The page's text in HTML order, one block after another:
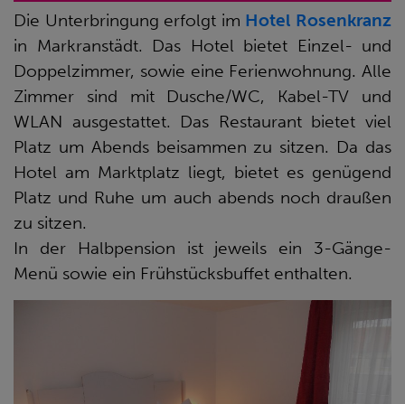
Die Unterbringung erfolgt im Hotel Rosenkranz
in Markranstädt. Das Hotel bietet Einzel- und
Doppelzimmer, sowie eine Ferienwohnung. Alle
Zimmer sind mit Dusche/WC, Kabel-TV und
WLAN ausgestattet. Das Restaurant bietet viel
Platz um Abends beisammen zu sitzen. Da das
Hotel am Marktplatz liegt, bietet es genügend
Platz und Ruhe um auch abends noch draußen
zu sitzen.
In der Halbpension ist jeweils ein 3-Gänge-
Menü sowie ein Frühstücksbuffet enthalten.